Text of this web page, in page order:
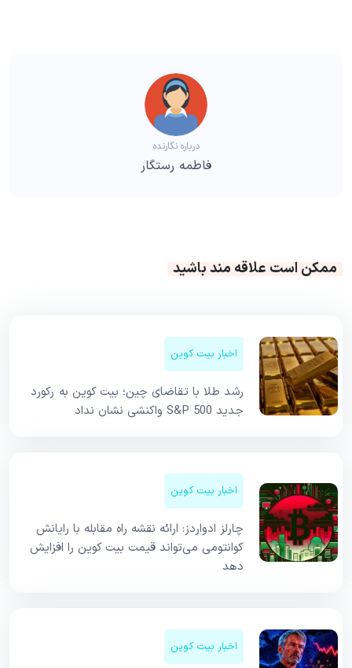
درباره نگارنده
فاطمه رستگار
ممکن است علاقه مند باشید
اخبار بیت کوین
رشد طلا با تقاضای چین؛ بیت کوین به رکورد
جدید S&P 500 واکنشی نشان نداد
اخبار بیت کوین
چارلز ادواردز: ارائه نقشه راه مقابله با رایانش
کوانتومی می‌تواند قیمت بیت کوین را افزایش
دهد
اخبار بیت کوین